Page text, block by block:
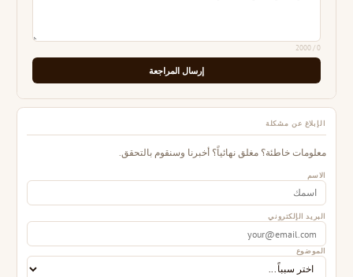
0
/ 2000
إرسال المراجعة
الإبلاغ عن مشكلة
معلومات خاطئة؟ مغلق نهائياً؟ أخبرنا وسنقوم بالتحقق.
الاسم
البريد الإلكتروني
الموضوع